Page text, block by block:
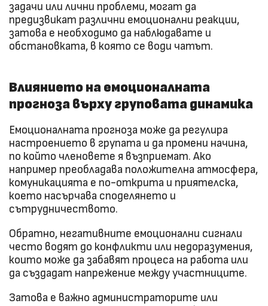
задачи или лични проблеми, могат да
предизвикат различни емоционални реакции,
затова е необходимо да наблюдавате и
обстановката, в която се води чатът.
Влиянието на емоционалната
прогноза върху груповата динамика
Емоционалната прогноза може да регулира
настроението в групата и да промени начина,
по който членовете я възприемат. Ако
например преобладава положителна атмосфера,
комуникацията е по-открита и приятелска,
което насърчава споделянето и
сътрудничеството.
Обратно, негативните емоционални сигнали
често водят до конфликти или недоразумения,
които може да забавят процеса на работа или
да създадат напрежение между участниците.
Затова е важно администраторите или